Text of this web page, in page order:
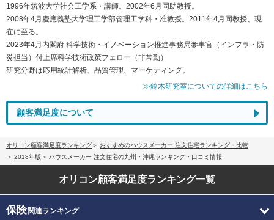
1996年筑波大学社会工学系・講師。2002年6月同助教授。
2008年4月慶應義塾大学理工学部管理工学科・准教授。2011年4月同教授、現
在に至る。
2023年4月内閣府 科学技術・イノベーション推進事務局参事官（インフラ・防
災担当）付上席科学技術政策フェロー（非常勤）
研究分野は応用統計解析、品質管理、マーケティング。
≫鈴木研究室についての詳細はこちら
顧客満足度について
オリコン顧客満足度ランキング
おすすめのハウスメーカー 注文住宅ランキング・比較
2018年版
ハウスメーカー 注文住宅の九州・沖縄ランキング・口コミ情報
オリコン顧客満足度ランキング一覧
保険関連ランキング